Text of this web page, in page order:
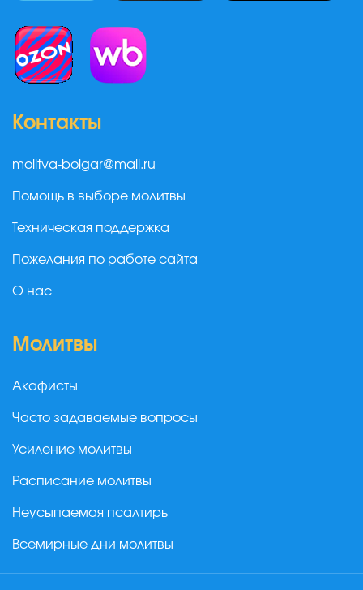
Контакты
molitva-bolgar@mail.ru
Помощь в выборе молитвы
Техническая поддержка
Пожелания по работе сайта
О нас
Молитвы
Акафисты
Часто задаваемые вопросы
Усиление молитвы
Расписание молитвы
Неусыпаемая псалтирь
Всемирные дни молитвы